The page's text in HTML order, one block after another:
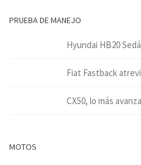
PRUEBA DE MANEJO
Hyundai HB20
Fiat Fastback
CX50, lo más
MOTOS